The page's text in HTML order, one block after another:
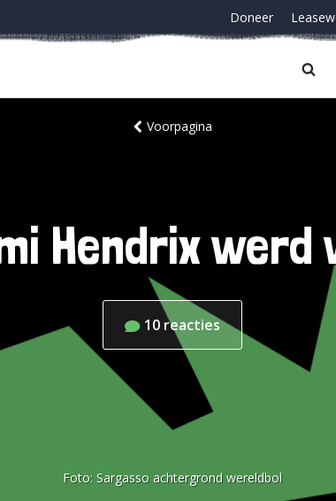
Doneer
Voorpagina
Hendrix werd
10 reacties
Foto: Sargasso achtergrond wereldbol